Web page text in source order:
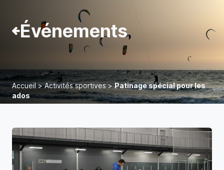
Événements
Accueil>Activités sportives>Patinage spécial pour les
ados